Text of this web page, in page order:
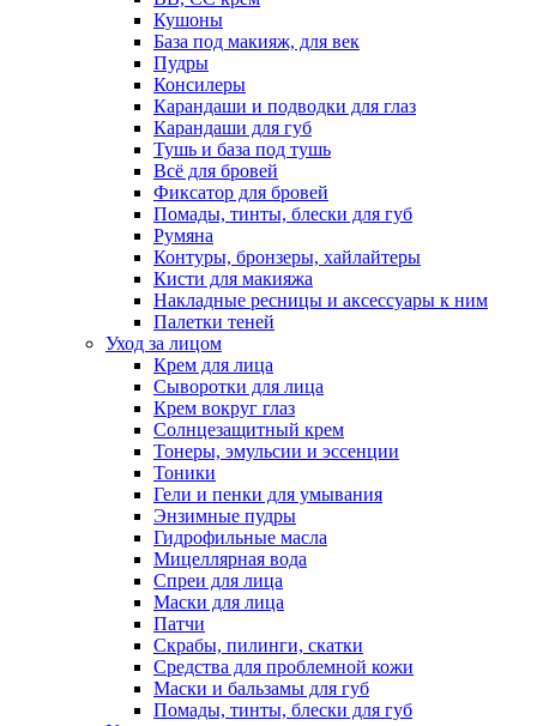
Кушоны
База под макияж, для век
Пудры
Консилеры
Карандаши и подводки для глаз
Карандаши для губ
Тушь и база под тушь
Всё для бровей
Фиксатор для бровей
Помады, тинты, блески для губ
Румяна
Контуры, бронзеры, хайлайтеры
Кисти для макияжа
Накладные ресницы и аксессуары к ним
Палетки теней
Уход за лицом
Крем для лица
Сыворотки для лица
Крем вокруг глаз
Солнцезащитный крем
Тонеры, эмульсии и эссенции
Тоники
Гели и пенки для умывания
Энзимные пудры
Гидрофильные масла
Мицеллярная вода
Спреи для лица
Маски для лица
Патчи
Скрабы, пилинги, скатки
Средства для проблемной кожи
Маски и бальзамы для губ
Помады, тинты, блески для губ